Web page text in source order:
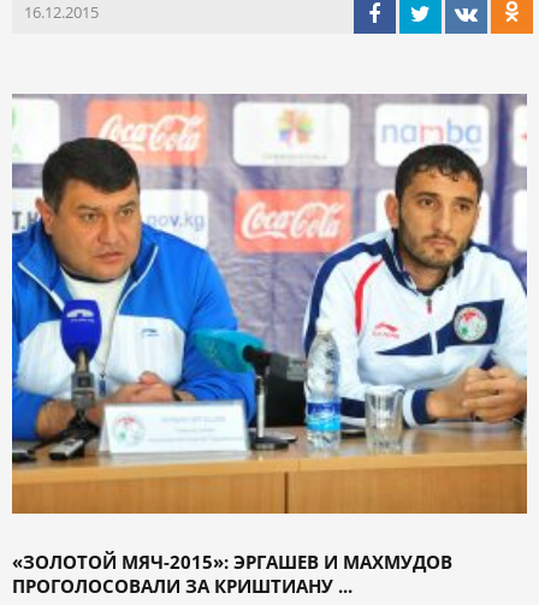
16.12.2015
«ЗОЛОТОЙ МЯЧ-2015»: ЭРГАШЕВ И МАХМУДОВ
ПРОГОЛОСОВАЛИ ЗА КРИШТИАНУ ...